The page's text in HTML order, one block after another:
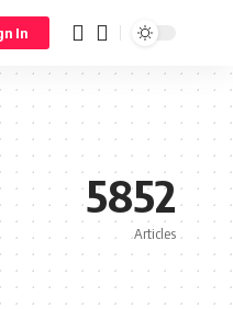
In
5852
Articles